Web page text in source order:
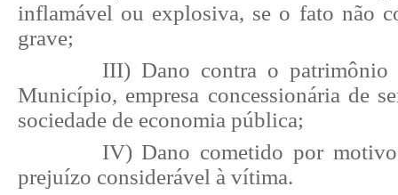
inflamável ou explosiva, se o fato não
grave;
III) Dano contra o patrimônio
Município, empresa concessionária de
sociedade de economia pública;
IV) Dano cometido por
prejuízo considerável à vítima.